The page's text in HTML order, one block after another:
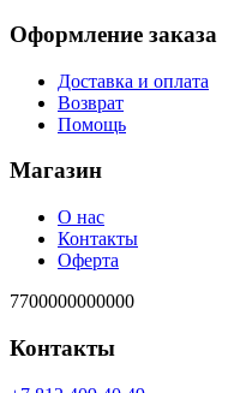
Оформление заказа
Доставка и оплата
Возврат
Помощь
Магазин
О нас
Контакты
Оферта
7700000000000
Контакты